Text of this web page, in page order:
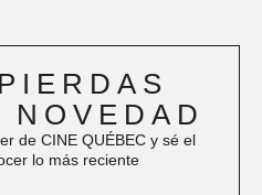
NOVEDAD
de CINE QUÉBEC y sé el
lo más reciente